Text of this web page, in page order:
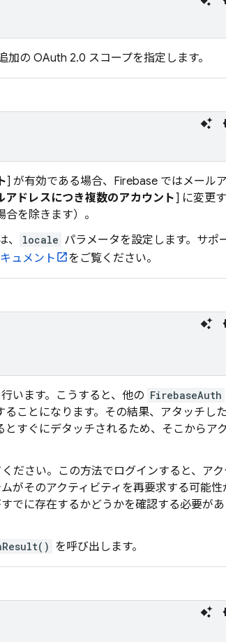
の OAuth 2.0 スコープを指定します。
] が有効である場合、Firebase ではメール
アドレスにつき複数のアカウント] に変更す
を除きます）。
locale パラメータを設定します。サポ
ュメント をご覧ください。
います。こうすると、他の FirebaseAuth
ることになります。その結果、アタッチした
とすぐにデタッチされるため、そこからア
ださい。この方法でログインすると、ア
がそのアクティビティを再要求する可能性
でに存在するかどうかを確認する必要が
を呼び出します。